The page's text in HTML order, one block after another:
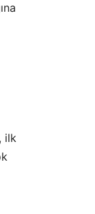
ilk